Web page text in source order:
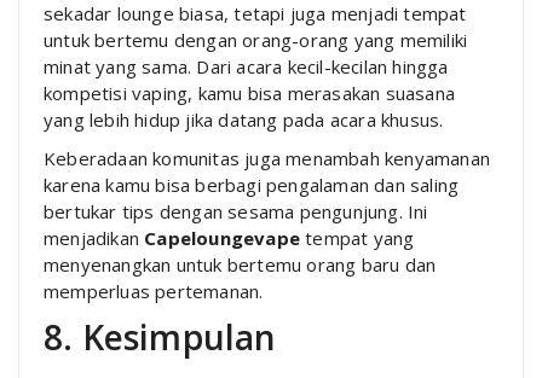
sekadar lounge biasa, tetapi juga menjadi tempat
untuk bertemu dengan orang-orang yang memiliki
minat yang sama. Dari acara kecil-kecilan hingga
kompetisi vaping, kamu bisa merasakan suasana
yang lebih hidup jika datang pada acara khusus.
Keberadaan komunitas juga menambah kenyamanan
karena kamu bisa berbagi pengalaman dan saling
bertukar tips dengan sesama pengunjung. Ini
menjadikan Capeloungevape tempat yang
menyenangkan untuk bertemu orang baru dan
memperluas pertemanan.
8. Kesimpulan